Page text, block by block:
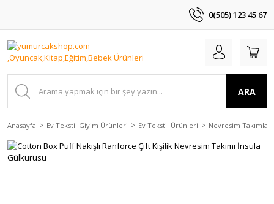
0(505) 123 45 67
ARA
Anasayfa Ev Tekstil Giyim Ürünleri Ev Tekstil Ürünleri Nevresim Takımları